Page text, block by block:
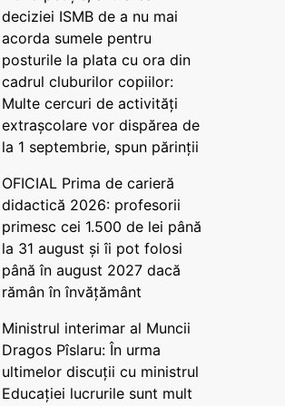
deciziei ISMB de a nu mai
acorda sumele pentru
posturile la plata cu ora din
cadrul cluburilor copiilor:
Multe cercuri de activități
extrașcolare vor dispărea de
la 1 septembrie, spun părinții
OFICIAL Prima de carieră
didactică 2026: profesorii
primesc cei 1.500 de lei până
la 31 august și îi pot folosi
până în august 2027 dacă
rămân în învățământ
Ministrul interimar al Muncii
Dragos Pîslaru: În urma
ultimelor discuții cu ministrul
Educației lucrurile sunt mult